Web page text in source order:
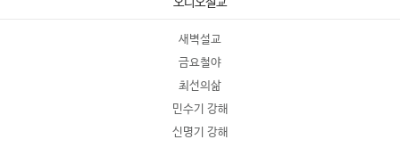
새벽설교
금요철야
최선의삶
민수기 강해
신명기 강해